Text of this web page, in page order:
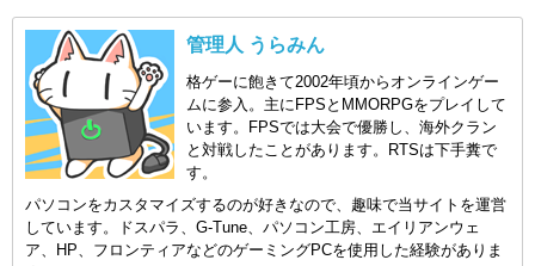
管理人 うらみん
格ゲーに飽きて2002年頃からオンラインゲー
ムに参入。主にFPSとMMORPGをプレイして
います。FPSでは大会で優勝し、海外クラン
と対戦したことがあります。RTSは下手糞で
す。
パソコンをカスタマイズするのが好きなので、趣味で当サイトを運営
しています。ドスパラ、G-Tune、パソコン工房、エイリアンウェ
ア、HP、フロンティアなどのゲーミングPCを使用した経験がありま